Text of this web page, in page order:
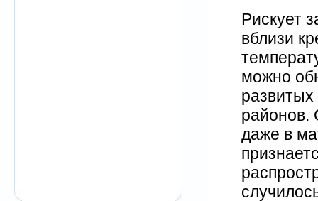
Рискует
вблизи
можно
районов.
даже в